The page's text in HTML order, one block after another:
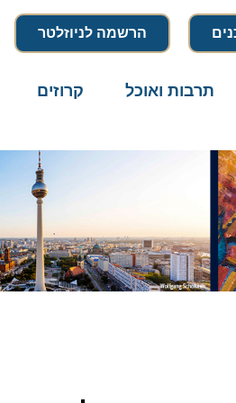
הרשמה לניוזלטר
תרבות ואוכל קרוזים